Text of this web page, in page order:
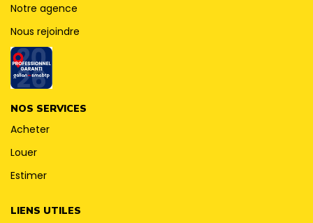
Notre agence
Nous rejoindre
NOS SERVICES
Acheter
Louer
Estimer
LIENS UTILES